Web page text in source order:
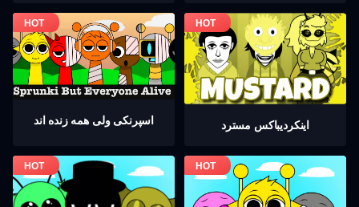
اسپرنکی ولی همه زنده اند اینکردیباكس مسترد